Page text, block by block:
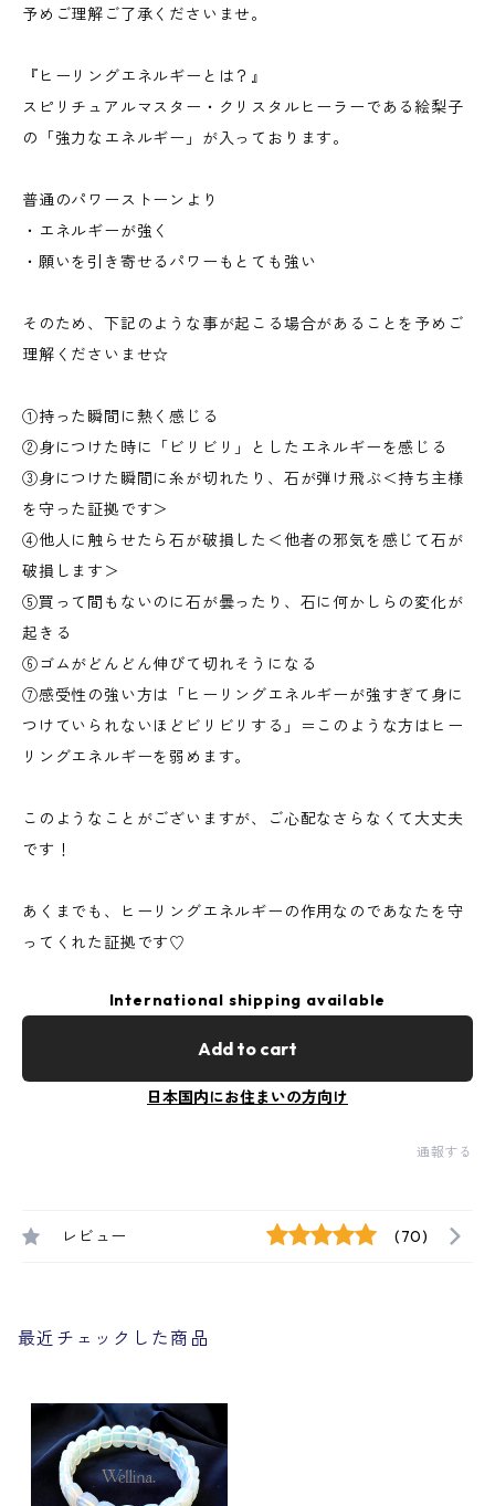
予めご理解ご了承くださいませ。
『ヒーリングエネルギーとは？』
スピリチュアルマスター・クリスタルヒーラーである絵梨子
の「強力なエネルギー」が入っております。
普通のパワーストーンより
・エネルギーが強く
・願いを引き寄せるパワーもとても強い
そのため、下記のような事が起こる場合があることを予めご
理解くださいませ☆
①持った瞬間に熱く感じる
②身につけた時に「ビリビリ」としたエネルギーを感じる
③身につけた瞬間に糸が切れたり、石が弾け飛ぶ＜持ち主様
を守った証拠です＞
④他人に触らせたら石が破損した＜他者の邪気を感じて石が
破損します＞
⑤買って間もないのに石が曇ったり、石に何かしらの変化が
起きる
⑥ゴムがどんどん伸びて切れそうになる
⑦感受性の強い方は「ヒーリングエネルギーが強すぎて身に
つけていられないほどビリビリする」＝このような方はヒー
リングエネルギーを弱めます。
このようなことがございますが、ご心配なさらなくて大丈夫
です！
あくまでも、ヒーリングエネルギーの作用なのであなたを守
ってくれた証拠です♡
International shipping available
Add to cart
日本国内にお住まいの方向け
通報する
レビュー (70)
最近チェックした商品